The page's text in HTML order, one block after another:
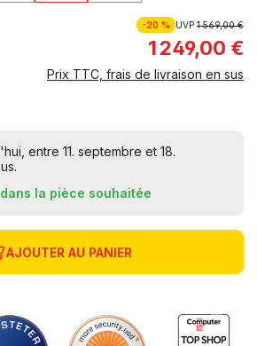
-20 % UVP1 569,00 €
1 249,00 €
Prix TTC, frais de livraison en sus
entre 11. septembre et 18.
la pièce souhaitée
AJOUTER AU PANIER